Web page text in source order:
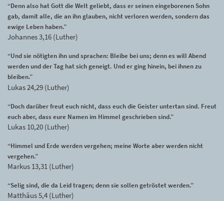
“Denn also hat Gott die Welt geliebt, dass er seinen eingeborenen Sohn
gab, damit alle, die an ihn glauben, nicht verloren werden, sondern das
ewige Leben haben.”
Johannes 3,16 (Luther)
“Und sie nötigten ihn und sprachen: Bleibe bei uns; denn es will Abend
werden und der Tag hat sich geneigt. Und er ging hinein, bei ihnen zu
bleiben.”
Lukas 24,29 (Luther)
“Doch darüber freut euch nicht, dass euch die Geister untertan sind. Freut
euch aber, dass eure Namen im Himmel geschrieben sind.”
Lukas 10,20 (Luther)
“Himmel und Erde werden vergehen; meine Worte aber werden nicht
vergehen.”
Markus 13,31 (Luther)
“Selig sind, die da Leid tragen; denn sie sollen getröstet werden.”
Matthäus 5,4 (Luther)